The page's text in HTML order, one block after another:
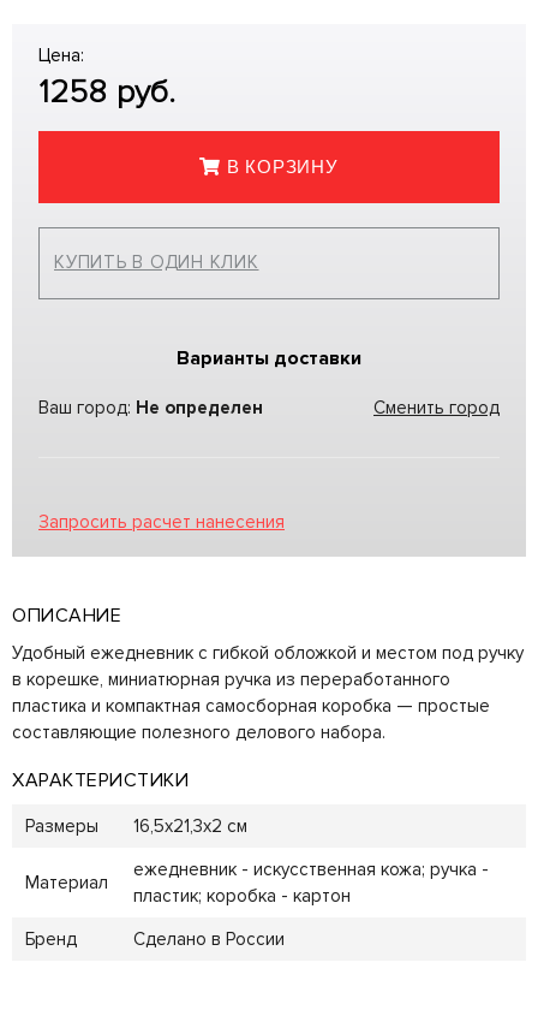
Цена:
1258 руб.
В КОРЗИНУ
КУПИТЬ В ОДИН КЛИК
Варианты доставки
Ваш город: Не определен Сменить город
Запросить расчет нанесения
ОПИСАНИЕ
Удобный ежедневник с гибкой обложкой и местом под ручку
в корешке, миниатюрная ручка из переработанного
пластика и компактная самосборная коробка — простые
составляющие полезного делового набора.
ХАРАКТЕРИСТИКИ
Размеры 16,5х21,3х2 см
Материал
ежедневник - искусственная кожа; ручка -
пластик; коробка - картон
Бренд
Сделано в России